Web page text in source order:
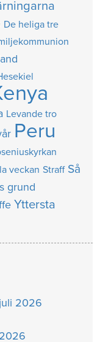
De heliga tre
Levande tro
Peru
veckan Straff Så
grund
Yttersta
2026